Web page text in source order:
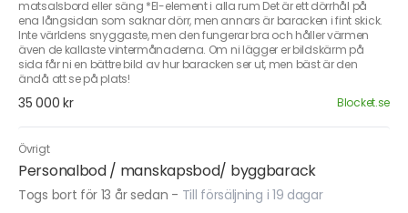
matsalsbord eller säng *El-element i alla rum Det är ett dörrhål på
ena långsidan som saknar dörr, men annars är baracken i fint skick.
Inte världens snyggaste, men den fungerar bra och håller värmen
även de kallaste vintermånaderna. Om ni lägger er bildskärm på
sida får ni en bättre bild av hur baracken ser ut, men bäst är den
ändå att se på plats!
35 000 kr Blocket.se
Övrigt
Personalbod / manskapsbod/ byggbarack
Togs bort för 13 år sedan - Till försäljning i 19 dagar